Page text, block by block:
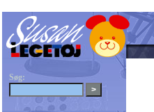
Søg: